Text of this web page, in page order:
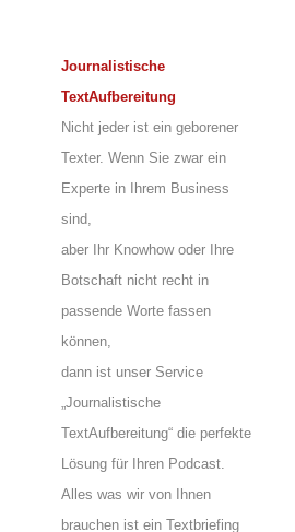
Journalistische
TextAufbereitung
Nicht jeder ist ein geborener
Texter. Wenn Sie zwar ein
Experte in Ihrem Business
sind,
aber Ihr Knowhow oder Ihre
Botschaft nicht recht in
passende Worte fassen
können,
dann ist unser Service
„Journalistische
TextAufbereitung“ die perfekte
Lösung für Ihren Podcast.
Alles was wir von Ihnen
brauchen ist ein Textbriefing